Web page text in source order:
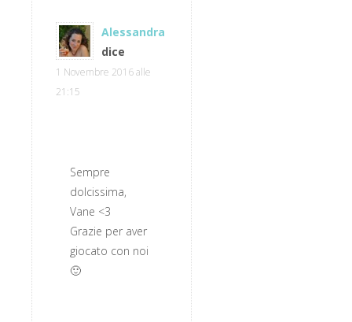
Alessandra
dice
1 Novembre 2016 alle
21:15
Sempre
dolcissima,
Vane <3
Grazie per aver
giocato con noi
🙂